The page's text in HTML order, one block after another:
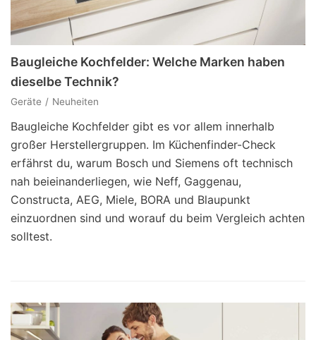
Baugleiche Kochfelder: Welche Marken haben
dieselbe Technik?
Geräte Neuheiten
Baugleiche Kochfelder gibt es vor allem innerhalb
großer Herstellergruppen. Im Küchenfinder-Check
erfährst du, warum Bosch und Siemens oft technisch
nah beieinanderliegen, wie Neff, Gaggenau,
Constructa, AEG, Miele, BORA und Blaupunkt
einzuordnen sind und worauf du beim Vergleich achten
solltest.